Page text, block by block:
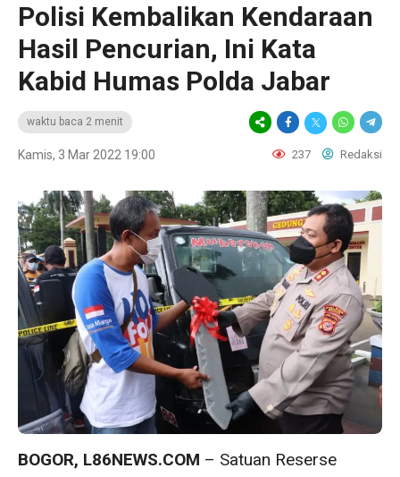
Polisi Kembalikan Kendaraan
Hasil Pencurian, Ini Kata
Kabid Humas Polda Jabar
waktu baca 2 menit
Kamis, 3 Mar 2022 19:00 237 Redaksi
BOGOR, L86NEWS.COM – Satuan Reserse